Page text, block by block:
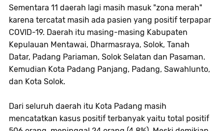
Sementara 11 daerah lagi masih masuk "zona merah"
karena tercatat masih ada pasien yang positif terpapar
COVID-19. Daerah itu masing-masing Kabupaten
Kepulauan Mentawai, Dharmasraya, Solok, Tanah
Datar, Padang Pariaman, Solok Selatan dan Pasaman.
Kemudian Kota Padang Panjang, Padang, Sawahlunto,
dan Kota Solok.
Dari seluruh daerah itu Kota Padang masih
mencatatkan kasus positif terbanyak yaitu total positif